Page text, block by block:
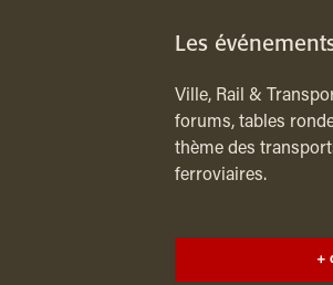
Les
Ville, Rail &
forums, tables
thème des
ferroviaires.
+